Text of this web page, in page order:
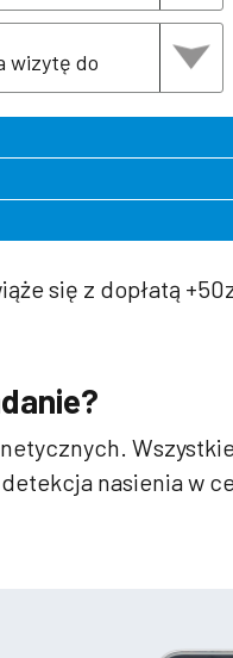
się z dopłatą
nasienia w